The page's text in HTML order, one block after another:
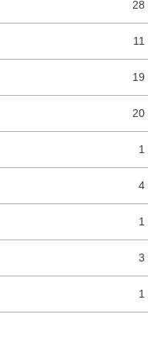
28
11
19
20
1
4
1
3
1